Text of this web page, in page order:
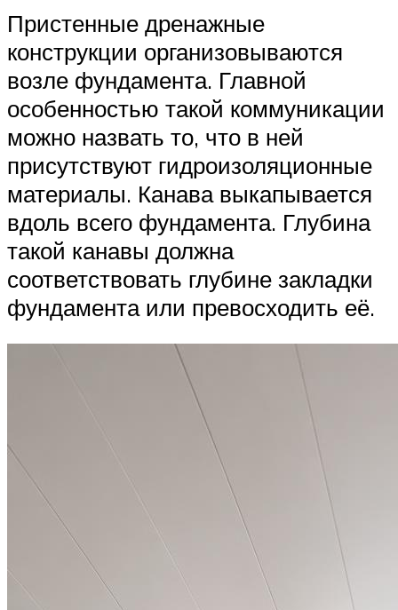
Пристенные дренажные
конструкции организовываются
возле фундамента. Главной
особенностью такой коммуникации
можно назвать то, что в ней
присутствуют гидроизоляционные
материалы. Канава выкапывается
вдоль всего фундамента. Глубина
такой канавы должна
соответствовать глубине закладки
фундамента или превосходить её.